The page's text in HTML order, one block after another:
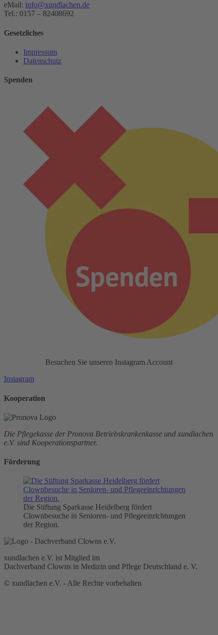
eMail: info@xundlachen.de
Tel.: 0157 – 82408692
Gesetzliches
Impressum
Datenschutz
Spenden
Besuchen Sie unseren Instagram Account
Instagram
Kooperation
Die Pflegekasse der Pronova Betriebskrankenkasse und xundlachen
e.V. sind Kooperationspartner.
Förderung
Die Stiftung Sparkasse Heidelberg fördert
Clownbesuche in Senioren- und Pflegeeinrichtungen
der Region.
xundlachen e.V. ist Mitglied im
Dachverband Clowns in Medizin und Pflege Deutschland e. V.
© xundlachen e.V. - Alle Rechte vorbehalten